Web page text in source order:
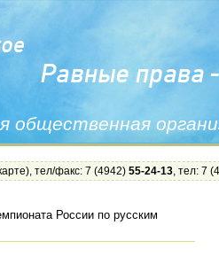
общественная
), тел/факс: 7 (4942) 55-24-13, тел: 7
России по русским